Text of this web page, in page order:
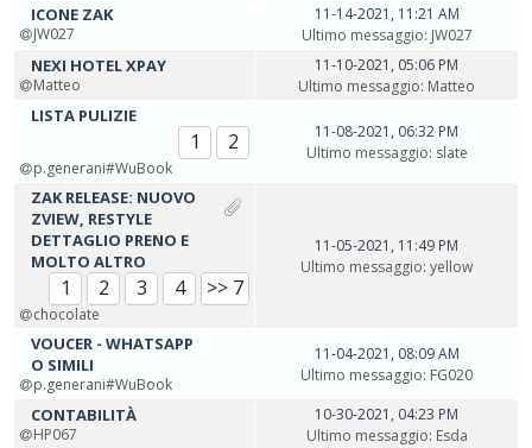
ICONE ZAK
JW027
11-14-2021, 11:21 AM
Ultimo messaggio: JW027
NEXI HOTEL XPAY
Matteo
11-10-2021, 05:06 PM
Ultimo messaggio: Matteo
LISTA PULIZIE
1 2
p.generani#WuBook
11-08-2021, 06:32 PM
Ultimo messaggio: slate
ZAK RELEASE: NUOVO
ZVIEW, RESTYLE
DETTAGLIO PRENO E
MOLTO ALTRO
1 2 3 4 >> 7
chocolate
11-05-2021, 11:49 PM
Ultimo messaggio: yellow
VOUCER - WHATSAPP
O SIMILI
p.generani#WuBook
11-04-2021, 08:09 AM
Ultimo messaggio: FG020
CONTABILITÀ
HP067
10-30-2021, 04:23 PM
Ultimo messaggio: Esda